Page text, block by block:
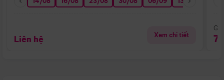
Liên hệ Xem chi tiết